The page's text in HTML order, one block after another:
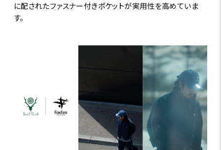
に配されたファスナー付きポケットが実用性を高めていま
す。